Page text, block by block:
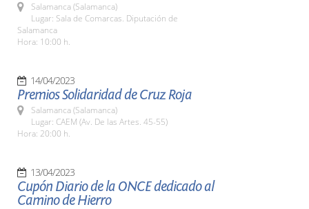
Salamanca (Salamanca)
Lugar: Sala de Comarcas. Diputación de
Salamanca
Hora: 10:00 h.
14/04/2023
Premios Solidaridad de Cruz Roja
Salamanca (Salamanca)
Lugar: CAEM (Av. De las Artes. 45-55)
Hora: 20:00 h.
13/04/2023
Cupón Diario de la ONCE dedicado al
Camino de Hierro